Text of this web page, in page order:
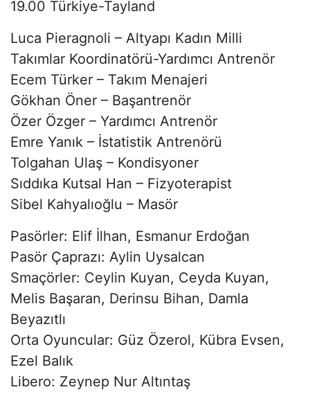
19.00 Türkiye-Tayland
Luca Pieragnoli – Altyapı Kadın Milli
Takımlar Koordinatörü-Yardımcı Antrenör
Ecem Türker – Takım Menajeri
Gökhan Öner – Başantrenör
Özer Özger – Yardımcı Antrenör
Emre Yanık – İstatistik Antrenörü
Tolgahan Ulaş – Kondisyoner
Sıddıka Kutsal Han – Fizyoterapist
Sibel Kahyalıoğlu – Masör
Pasörler: Elif İlhan, Esmanur Erdoğan
Pasör Çaprazı: Aylin Uysalcan
Smaçörler: Ceylin Kuyan, Ceyda Kuyan,
Melis Başaran, Derinsu Bihan, Damla
Beyazıtlı
Orta Oyuncular: Güz Özerol, Kübra Evsen,
Ezel Balık
Libero: Zeynep Nur Altıntaş